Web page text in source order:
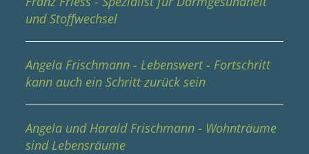
und Stoffwechsel
Angela Frischmann - Lebenswert - Fortschritt
kann auch ein Schritt zurück sein
Angela und Harald Frischmann - Wohnträume
sind Lebensräume